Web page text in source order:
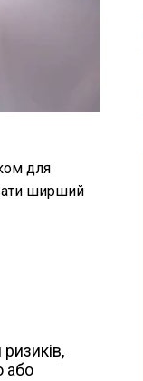
для
ширший
або